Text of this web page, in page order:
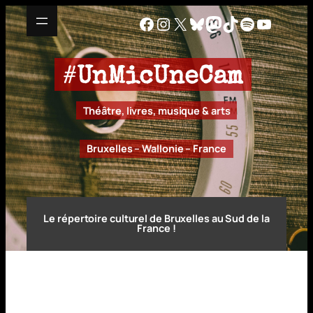
Aller
au
contenu
Facebook
Instagram
X Bluesky
Mastodon
TikTok
Spotify
#UnMicUneCam
Théâtre, livres, musique & arts
Bruxelles – Wallonie – France
Le répertoire culturel de Bruxelles au Sud de la
France !